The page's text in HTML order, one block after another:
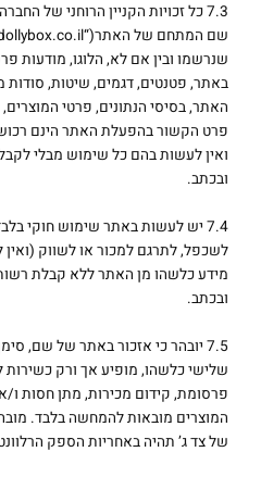
7.3 כל זכויות הקניין הרוחני של
שנרשמו ובין אם לא, הלוגו, מודעות
באתר, פטנטים, דגמים, שיטות, סודות
האתר, בסיסי הנתונים, פרטי
פרט הקשור בהפעלת האתר הינם
ואין לעשות בהם כל שימוש מבלי
ובכתב.
7.4 יש לעשות באתר שימוש חוקי
לשכפל, לתרגם למכור או לשווק
מידע כלשהו מן האתר ללא קבלת
ובכתב.
7.5 יובהר כי אזכור באתר של שם,
שלישי כלשהו, מופיע אך ורק כשירות
פרסומת, קידום מכירות, מתן חסות
המוצרים מובאות להמחשה בלבד.
של צד ג’ תהיה באחריות הספק